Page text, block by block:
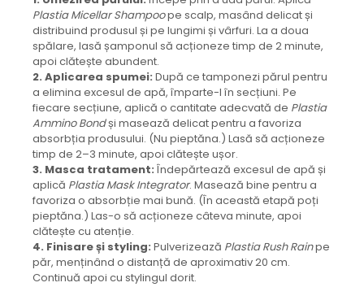
Plastia Micellar Shampoope scalp, masând delicat și
distribuind produsul și pe lungimi și vârfuri. La a doua
spălare, lasă șamponul să acționeze timp de 2 minute,
apoi clătește abundent.
2. Aplicarea spumei: După ce tamponezi părul pentru
a elimina excesul de apă, împarte-l în secțiuni. Pe
fiecare secțiune, aplică o cantitate adecvată de Plastia
Ammino Bondși masează delicat pentru a favoriza
absorbția produsului. (Nu pieptăna.) Lasă să acționeze
timp de 2–3 minute, apoi clătește ușor.
3. Masca tratament: Îndepărtează excesul de apă și
aplică Plastia Mask Integrator. Masează bine pentru a
favoriza o absorbție mai bună. (În această etapă poți
pieptăna.) Las-o să acționeze câteva minute, apoi
clătește cu atenție.
4. Finisare și styling: Pulverizează Plastia Rush Rainpe
păr, menținând o distanță de aproximativ 20 cm.
Continuă apoi cu stylingul dorit.